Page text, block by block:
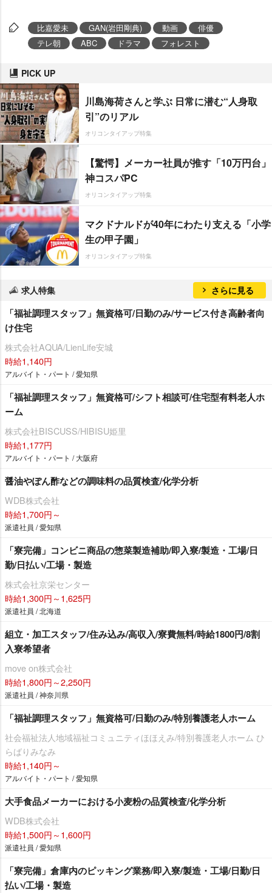
比嘉愛未 GAN(岩田剛典) 動画
俳優
テレ朝
ABC ドラマ フォレスト
PICK UP
川島海荷さんと学ぶ 日常に潜む“人身取
引”のリアル
オリコンタイアップ特集
【驚愕】メーカー社員が推す「10万円台」
神コスパPC
オリコンタイアップ特集
マクドナルドが40年にわたり支える「小学
生の甲子園」
オリコンタイアップ特集
求人特集 さらに見る
「福祉調理スタッフ」無資格可/日勤のみ/サービス付き高齢者向
け住宅
株式会社AQUA/LienLife安城
時給1,140円
アルバイト・パート / 愛知県
「福祉調理スタッフ」無資格可/シフト相談可/住宅型有料老人ホ
ーム
株式会社BISCUSS/HIBISU姫里
時給1,177円
アルバイト・パート / 大阪府
醤油やぽん酢などの調味料の品質検査/化学分析
WDB株式会社
時給1,700円～
派遣社員 / 愛知県
「寮完備」コンビニ商品の惣菜製造補助/即入寮/製造・工場/日
勤/日払い/工場・製造
株式会社京栄センター
時給1,300円～1,625円
派遣社員 / 北海道
組立・加工スタッフ/住み込み/高収入/寮費無料/時給1800円/8割
入寮希望者
move on株式会社
時給1,800円～2,250円
派遣社員 / 神奈川県
「福祉調理スタッフ」無資格可/日勤のみ/特別養護老人ホーム
社会福祉法人地域福祉コミュニティほほえみ/特別養護老人ホーム ひ
らばりみなみ
時給1,140円～
アルバイト・パート / 愛知県
大手食品メーカーにおける小麦粉の品質検査/化学分析
WDB株式会社
時給1,500円～1,600円
派遣社員 / 愛知県
「寮完備」倉庫内のピッキング業務/即入寮/製造・工場/日勤/日
払い/工場・製造